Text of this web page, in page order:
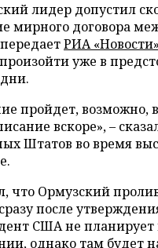
лидер допустил
мирного договора
РИА «Новости»
уже в
пройдет, возможно,
вскоре», –
Штатов во время
что Ормузский
после
США не планирует
однако там будет